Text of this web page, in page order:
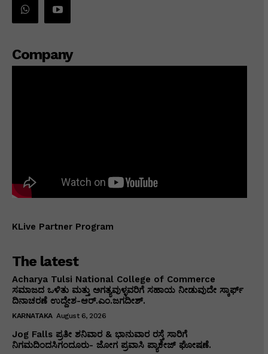
Company
KLive Partner Program
The latest
Acharya Tulsi National College of Commerce
ಸಮಾಜದ ಒಳಿತು ಮತ್ತು ಅಗತ್ಯವುಳ್ಳವರಿಗೆ ಸಹಾಯ ನೀಡುವುದೇ ಸ್ಕಾರ್ಫ್
ದಿನಾಚರಣೆ ಉದ್ದೇಶ-ಆರ್.ಎಂ.ಜಗದೀಶ್.
KARNATAKA August 6, 2026
Jog Falls ಪ್ರತೀ ಶನಿವಾರ & ಭಾನುವಾರ ರಸ್ತೆ ಸಾರಿಗೆ
ನಿಗಮದಿಂದಸಿಗಂದೂರು- ಜೋಗ ಪ್ರವಾಸಿ ಪ್ಯಾಕೇಜ್ ಘೋಷಣೆ.